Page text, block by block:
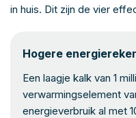
in huis. Dit zijn de vier
Hogere
Een laagje kalk van 1
verwarmingselement
energieverbruik al met